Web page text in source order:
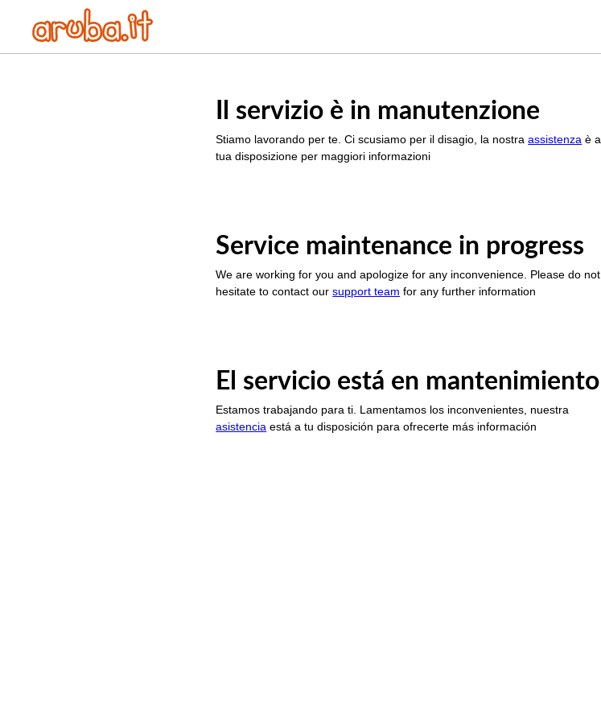
Il servizio è in manutenzione
Stiamo lavorando per te. Ci scusiamo per il disagio, la nostraassistenza è a
tua disposizione per maggiori informazioni
Service maintenance in progress
We are working for you and apologize for any inconvenience. Please do not
hesitate to contact oursupport team for any further information
El servicio está en mantenimiento
Estamos trabajando para ti. Lamentamos los inconvenientes, nuestra
asistencia está a tu disposición para ofrecerte más información